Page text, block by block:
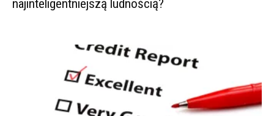
najinteligentniejszą ludnością?